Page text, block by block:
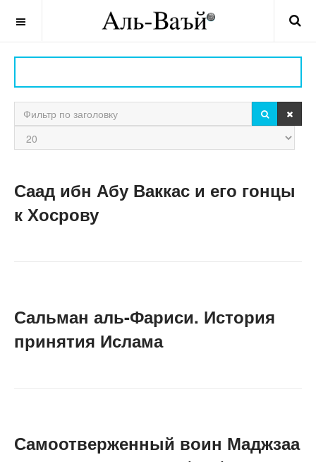
Фильтр по заголовку ПОИСК
Кол-
во
Саад ибн Абу Ваккас и его гонцы
к Хосрову
Сальман аль-Фариси. История
принятия Ислама
Самоотверженный воин Маджзаа